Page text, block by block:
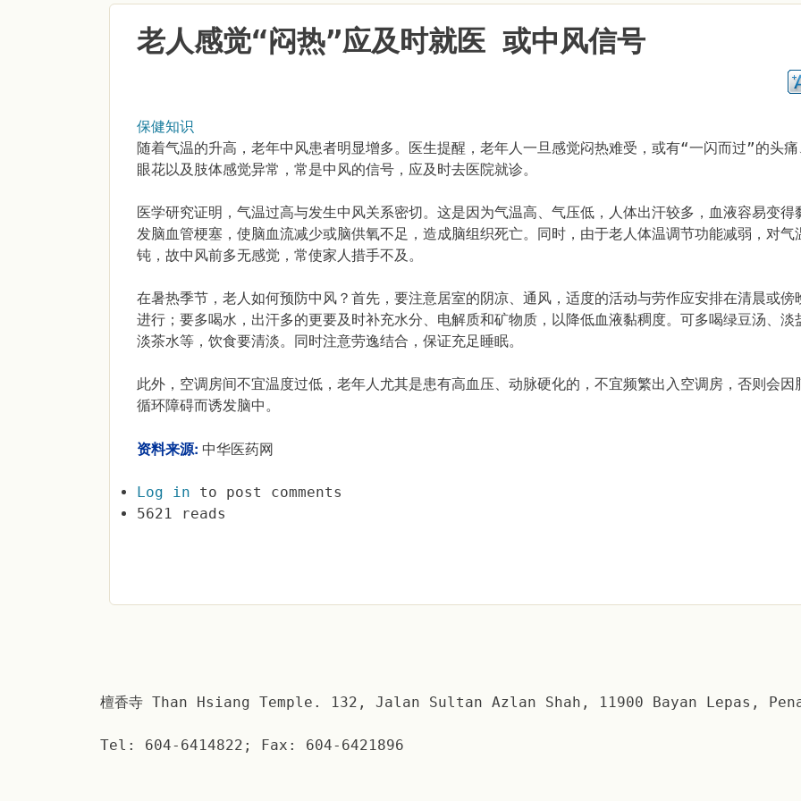
老人感觉“闷热”应及时就医 或中风信号
保健知识
随着气温的升高，老年中风患者明显增多。医生提醒，老年人一旦感觉闷热难受，或有“一闪而过”的头
眼花以及肢体感觉异常，常是中风的信号，应及时去医院就诊。
医学研究证明，气温过高与发生中风关系密切。这是因为气温高、气压低，人体出汗较多，血液容易变得
发脑血管梗塞，使脑血流减少或脑供氧不足，造成脑组织死亡。同时，由于老人体温调节功能减弱，对气
钝，故中风前多无感觉，常使家人措手不及。
在暑热季节，老人如何预防中风？首先，要注意居室的阴凉、通风，适度的活动与劳作应安排在清晨或傍
进行；要多喝水，出汗多的更要及时补充水分、电解质和矿物质，以降低血液黏稠度。可多喝绿豆汤、淡
淡茶水等，饮食要清淡。同时注意劳逸结合，保证充足睡眠。
此外，空调房间不宜温度过低，老年人尤其是患有高血压、动脉硬化的，不宜频繁出入空调房，否则会因
循环障碍而诱发脑中。
资料来源: 中华医药网
Log in to post comments
5621 reads
檀香寺 Than Hsiang Temple. 132, Jalan Sultan Azlan Shah, 11900 Bayan Lepas,
Tel: 604-6414822; Fax: 604-6421896